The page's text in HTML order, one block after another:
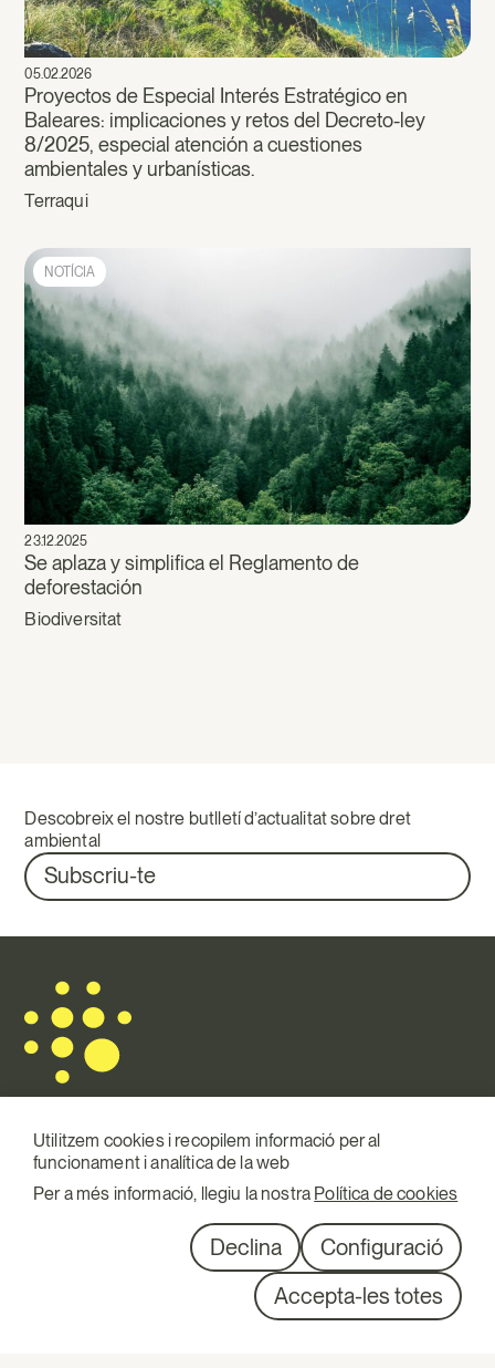
05.02.2026
Proyectos de Especial Interés Estratégico en
Baleares: implicaciones y retos del Decreto-ley
8/2025, especial atención a cuestiones
ambientales y urbanísticas.
Terraqui
NOTÍCIA
23.12.2025
Se aplaza y simplifica el Reglamento de
deforestación
Biodiversitat
Descobreix el nostre butlletí d’actualitat sobre dret
ambiental
Subscriu-te
Mail.
info@terraqui.com
Telf.
+34 934 146 307
Utilitzem cookies i recopilem informació per al
funcionament i analítica de la web
Per a més informació, llegiu la nostra Política de cookies
Declina
Configuració
Accepta-les totes